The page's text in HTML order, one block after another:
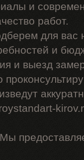
и
работ.
для вас
и
и выезд